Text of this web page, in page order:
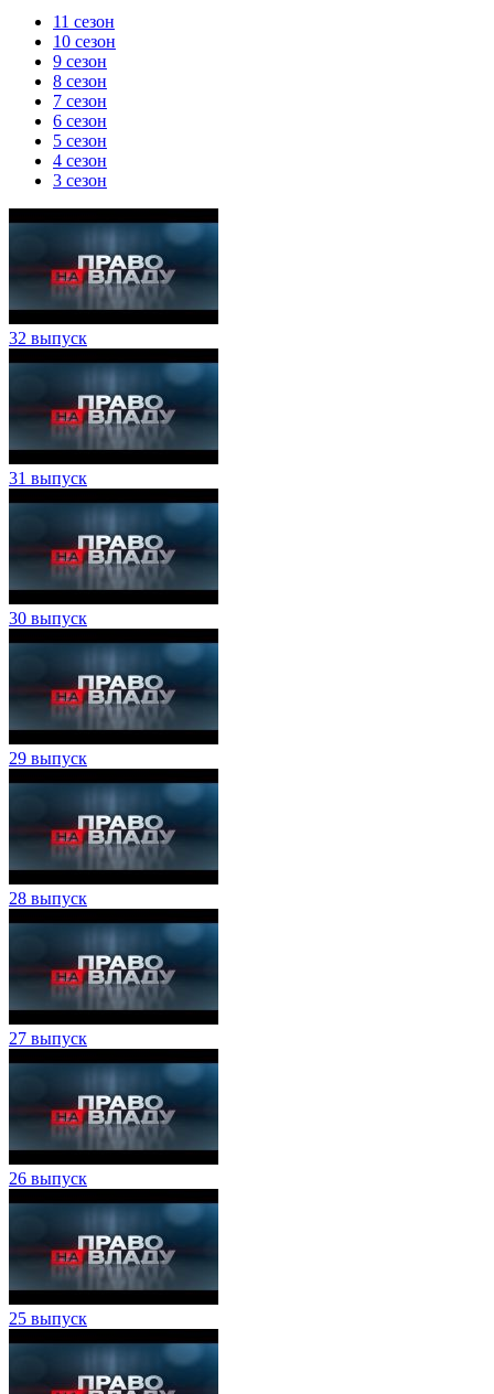
11 сезон
10 сезон
9 сезон
8 сезон
7 сезон
6 сезон
5 сезон
4 сезон
3 сезон
32 выпуск
31 выпуск
30 выпуск
29 выпуск
28 выпуск
27 выпуск
26 выпуск
25 выпуск